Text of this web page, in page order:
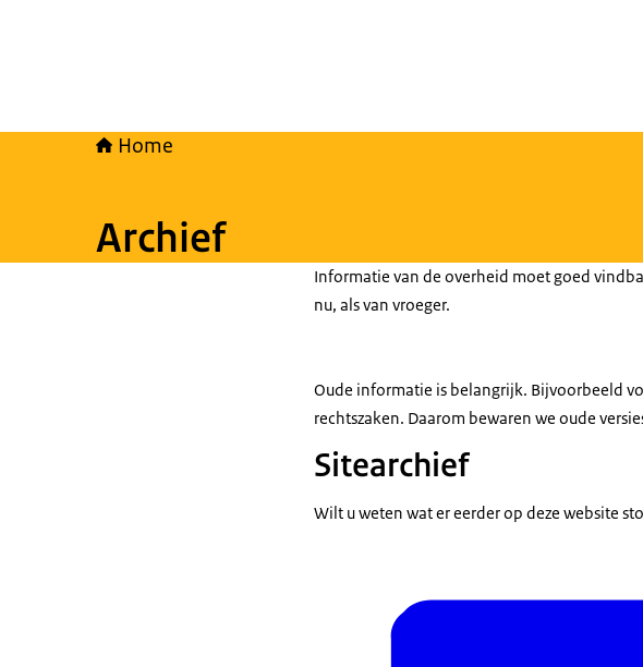
Home
Archief
Informatie van de overheid moet goed
nu, als van vroeger.
Oude informatie is belangrijk. Bijvoorbeeld
rechtszaken. Daarom bewaren we oude
Sitearchief
Wilt u weten wat er eerder op deze website